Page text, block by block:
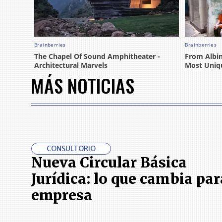
MÁS NOTICIAS
CONSULTORIO
Nueva Circular Básica
Jurídica: lo que cambia
empresa